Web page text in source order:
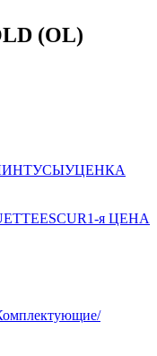
(OL)
УЦЕНКА
ESCUR1-я ЦЕНА